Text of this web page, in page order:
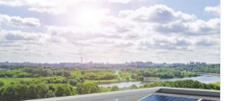
Proizvodi